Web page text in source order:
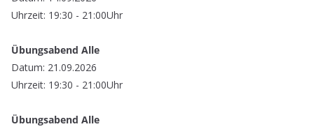
Uhrzeit: 19:30 - 21:00Uhr
Übungsabend Alle
Datum: 21.09.2026
Uhrzeit: 19:30 - 21:00Uhr
Übungsabend Alle